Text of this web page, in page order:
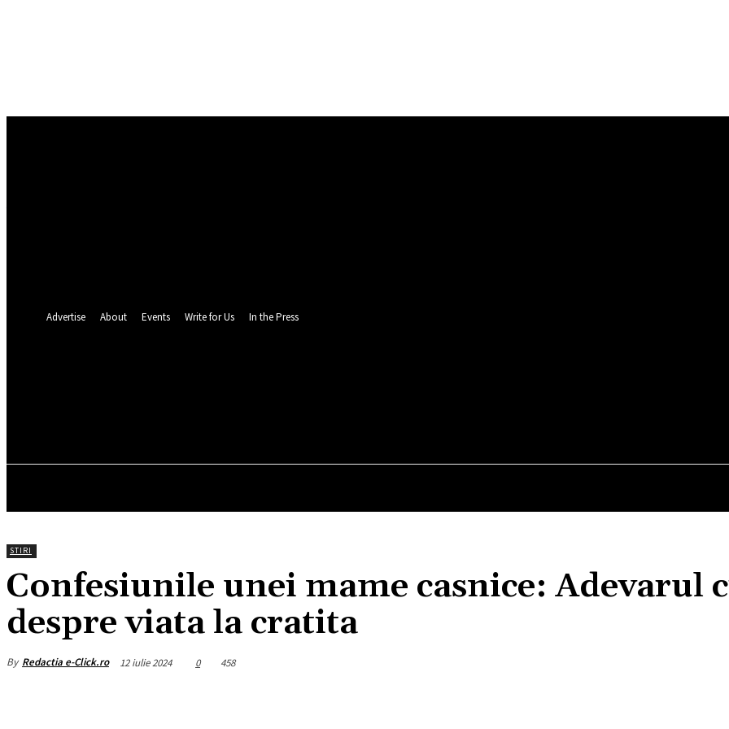
Advertise About Events Write for Us In the Press
STIRI
Confesiunile unei mame casnice: Adevarul
despre viata la cratita
By Redactia e-Click.ro 12 iulie 2024 0 458